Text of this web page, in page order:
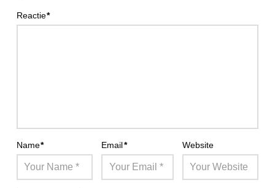
Reactie*
Name* Email* Website